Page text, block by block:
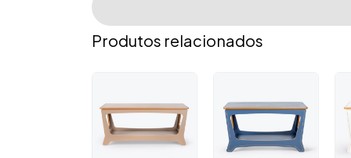
Produtos relacionados